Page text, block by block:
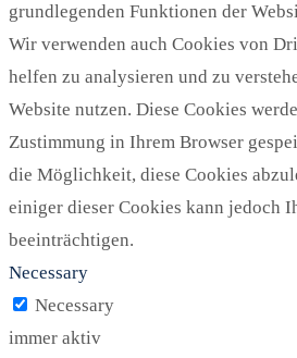
grundlegenden Funktionen der
Wir verwenden auch Cookies von
helfen zu analysieren und zu
Website nutzen. Diese Cookies
Zustimmung in Ihrem Browser
die Möglichkeit, diese Cookies
einiger dieser Cookies kann jedoch
beeinträchtigen.
Necessary
Necessary
immer aktiv